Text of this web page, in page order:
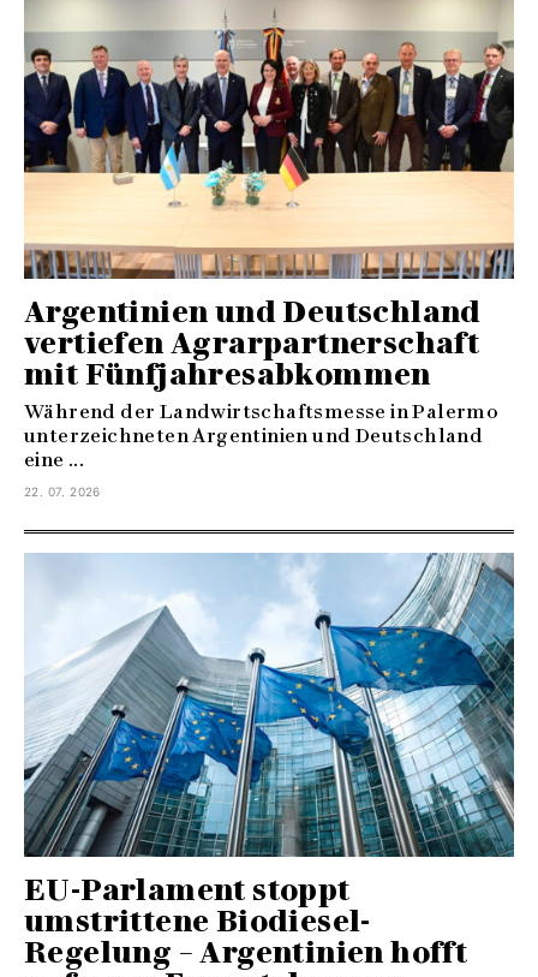
Argentinien und Deutschland
vertiefen Agrarpartnerschaft
mit Fünfjahresabkommen
Während der Landwirtschaftsmesse in Palermo
unterzeichneten Argentinien und Deutschland
eine ...
22. 07. 2026
EU-Parlament stoppt
umstrittene Biodiesel-
Regelung – Argentinien hofft